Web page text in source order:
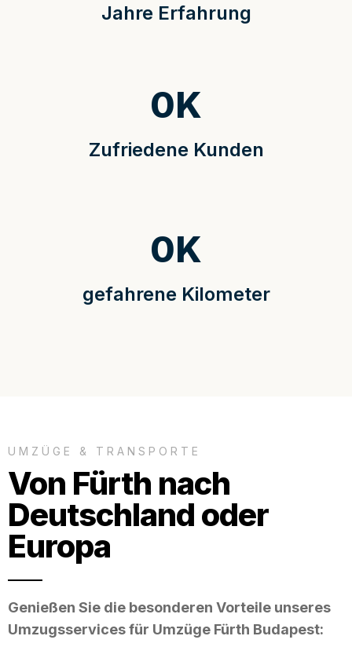
Jahre Erfahrung
Zufriedene Kunden
0K
gefahrene Kilometer
0K
UMZÜGE & TRANSPORTE
Von Fürth nach
Deutschland oder
Europa
Genießen Sie die besonderen Vorteile unseres
Umzugsservices für Umzüge Fürth Budapest: